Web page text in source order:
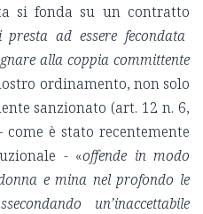
si fonda su un contratto
ad essere fecondata
alla coppia committente
ordinamento, non solo
sanzionato (art. 12 n. 6,
è stato recentemente
- «offende in modo
e mina nel profondo le
un’inaccettabile